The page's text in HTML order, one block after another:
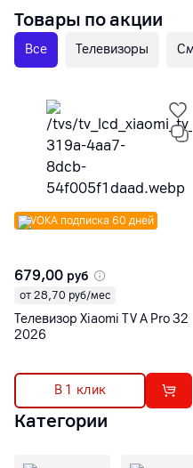
Товары по акции
Все Телевизоры
VOKA подписка 60 дней
679,00 руб
от 28,70 руб/мес
Телевизор Xiaomi TV A Pro 32
2026
В 1 клик
Категории